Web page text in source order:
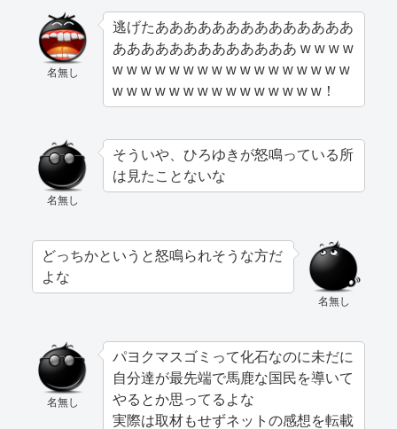
名無し
逃げたああああああああああああああ
あああああああああああああ w w w w
w w w w w w w w w w w w w w w w w
w w w w w w w w w w w w w w w！
名無し
そういや、ひろゆきが怒鳴っている所
は見たことないな
名無し
どっちかというと怒鳴られそうな方だ
よな
名無し
パヨクマスゴミって化石なのに未だに
自分達が最先端で馬鹿な国民を導いて
やるとか思ってるよな
実際は取材もせずネットの感想を転載